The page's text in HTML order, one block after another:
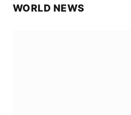
WORLD NEWS